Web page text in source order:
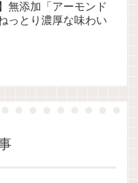
無添加「アーモンド
っとり濃厚な味わい